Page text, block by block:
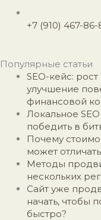
+7 (910) 467-86-
Популярные статьи
SEO-кейс:
улучшение
финансовой
Локальное
победить в
Почему
может
Методы
нескольких
Сайт уже
начать, чтобы
быстро?